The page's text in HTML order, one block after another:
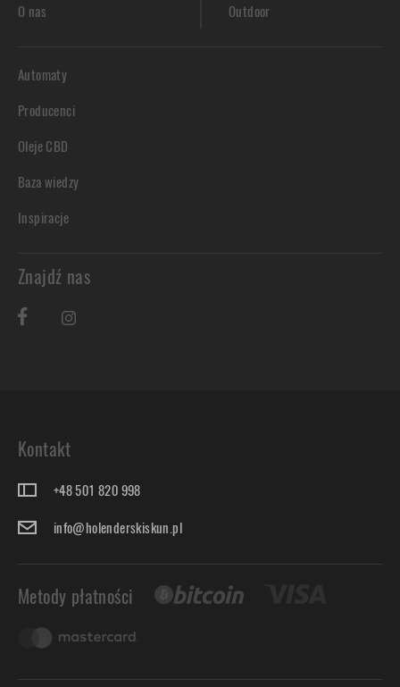
O nas
Outdoor
Automaty
Producenci
Oleje CBD
Baza wiedzy
Inspiracje
Znajdź nas
Kontakt
+48 501 820 998
info@holenderskiskun.pl
Metody płatności